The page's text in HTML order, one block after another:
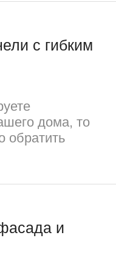
с гибким
дома, то
обратить
и